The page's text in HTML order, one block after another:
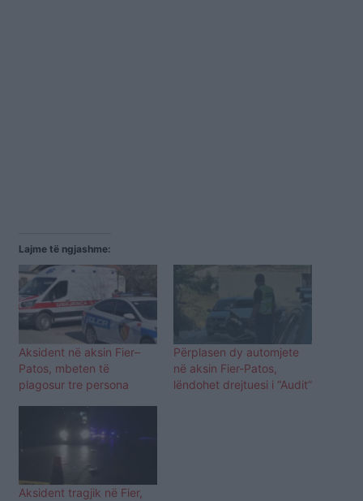
Lajme të ngjashme:
Aksident në aksin Fier–
Patos, mbeten të
plagosur tre persona
Përplasen dy automjete
në aksin Fier-Patos,
lëndohet drejtuesi i “Audit”
Aksident tragjik në Fier,